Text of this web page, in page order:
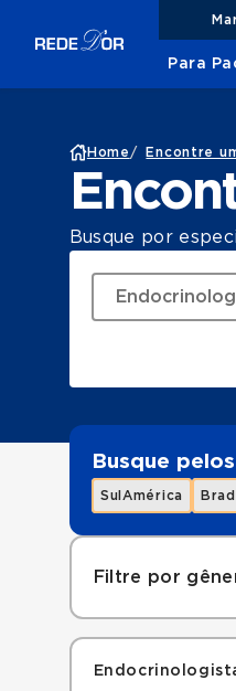
Para
Home / Encontre
Busque por
Busque
SulAmérica
Filtre por